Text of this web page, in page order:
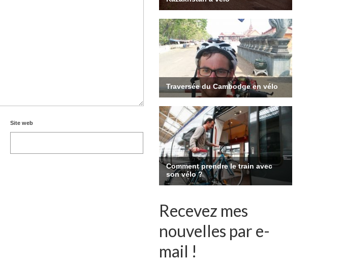
Site web
Recevez mes
nouvelles par e-
mail !